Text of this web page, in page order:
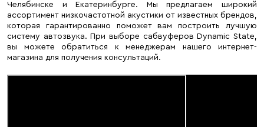
Челябинске и Екатеринбурге. Мы предлагаем широкий
ассортимент низкочастотной акустики от известных брендов,
которая гарантированно поможет вам построить лучшую
систему автозвука. При выборе сабвуферов Dynamic State,
вы можете обратиться к менеджерам нашего интернет-
магазина для получения консультаций.